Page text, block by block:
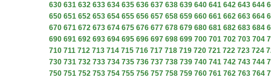
630 631 632 633 634 635 636 637 638 639 640 641 642 643 644
650 651 652 653 654 655 656 657 658 659 660 661 662 663 664
670 671 672 673 674 675 676 677 678 679 680 681 682 683 684
690 691 692 693 694 695 696 697 698 699 700 701 702 703 704
710 711 712 713 714 715 716 717 718 719 720 721 722 723 724
730 731 732 733 734 735 736 737 738 739 740 741 742 743 744
750 751 752 753 754 755 756 757 758 759 760 761 762 763 764